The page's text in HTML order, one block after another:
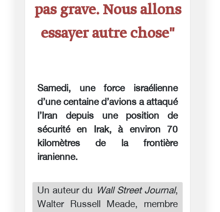
pas grave. Nous allons
essayer autre chose"
Samedi, une force israélienne
d’une centaine d’avions a attaqué
l’Iran depuis une position de
sécurité en Irak, à environ 70
kilomètres de la frontière
iranienne.
Un auteur du Wall Street Journal,
Walter Russell Meade, membre